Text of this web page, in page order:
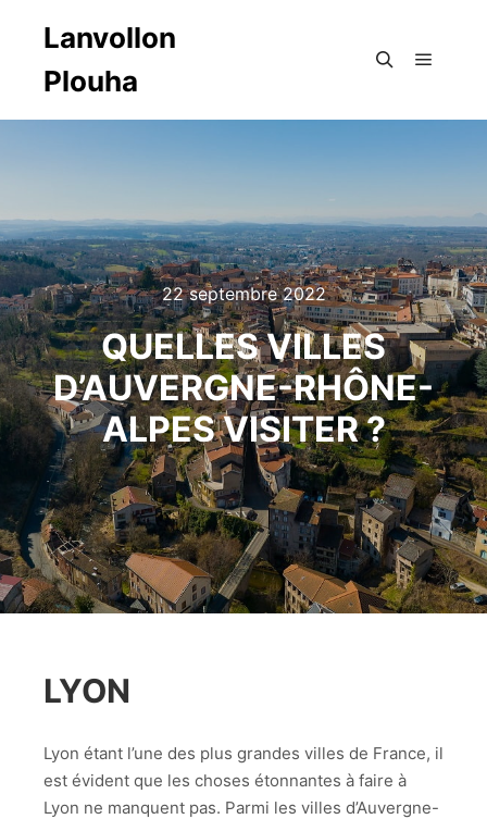
Lanvollon
Plouha
22 septembre 2022
QUELLES VILLES
D’AUVERGNE-RHÔNE-
ALPES VISITER ?
LYON
Lyon étant l’une des plus grandes villes de France, il
est évident que les choses étonnantes à faire à
Lyon ne manquent pas. Parmi les villes d’Auvergne-